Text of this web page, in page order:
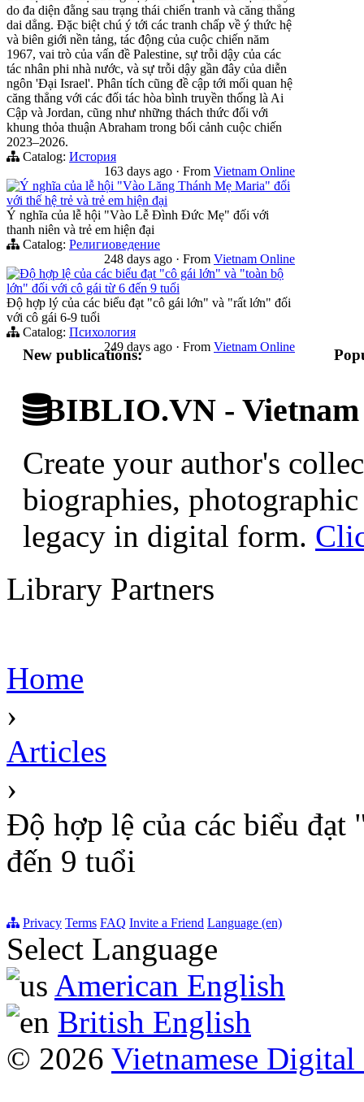
do đa diện đằng sau trạng thái chiến tranh và căng thẳng
dai dẳng. Đặc biệt chú ý tới các tranh chấp về ý thức hệ
và biên giới nền tảng, tác động của cuộc chiến năm
1967, vai trò của vấn đề Palestine, sự trỗi dậy của các
tác nhân phi nhà nước, và sự trỗi dậy gần đây của diễn
ngôn 'Đại Israel'. Phân tích cũng đề cập tới mối quan hệ
căng thẳng với các đối tác hòa bình truyền thống là Ai
Cập và Jordan, cũng như những thách thức đối với
khung thỏa thuận Abraham trong bối cảnh cuộc chiến
2023–2026.
Catalog: История
163 days ago · From Vietnam Online
Ý nghĩa của lễ hội "Vào Lăng Thánh Mẹ Maria" đối
với thế hệ trẻ và trẻ em hiện đại
Ý nghĩa của lễ hội "Vào Lễ Đình Đức Mẹ" đối với
thanh niên và trẻ em hiện đại
Catalog: Религиоведение
248 days ago · From Vietnam Online
Độ hợp lệ của các biểu đạt "cô gái lớn" và "toàn bộ
lớn" đối với cô gái từ 6 đến 9 tuổi
Độ hợp lý của các biểu đạt "cô gái lớn" và "rất lớn" đối
với cô gái 6-9 tuổi
Catalog: Психология
249 days ago · From Vietnam Online
New publications:
BIBLIO.VN -
Create your author's
biographies,
legacy in digital form.
Library Partners
Home
›
Articles
›
Độ hợp lệ của các biểu
đến 9 tuổi
Privacy Terms FAQ Invite a Friend Language (en)
Select Language
American English
British English
© 2026 Vietnamese